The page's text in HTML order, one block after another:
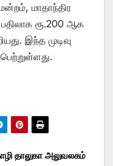
மாதாந்திர
ரூ.200 ஆக
இந்த முடிவு
தாலுகா அலுவலகம்